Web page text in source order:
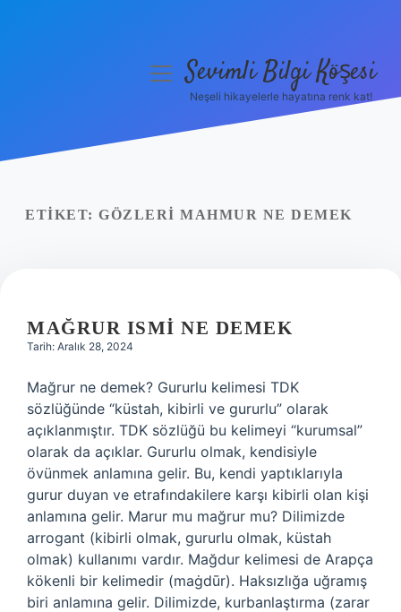
Yasal Uyarı
menüyüSevimli Bilgi Köşesi
Neşeli hikayelerle hayatına renk kat!
ETIKET: GÖZLERI MAHMUR NE DEMEK
MAĞRUR ISMI NE DEMEK
Tarih: Aralık 28, 2024
Mağrur ne demek? Gururlu kelimesi TDK
sözlüğünde “küstah, kibirli ve gururlu” olarak
açıklanmıştır. TDK sözlüğü bu kelimeyi “kurumsal”
olarak da açıklar. Gururlu olmak, kendisiyle
övünmek anlamına gelir. Bu, kendi yaptıklarıyla
gurur duyan ve etrafındakilere karşı kibirli olan kişi
anlamına gelir. Marur mu mağrur mu? Dilimizde
arrogant (kibirli olmak, gururlu olmak, küstah
olmak) kullanımı vardır. Mağdur kelimesi de Arapça
kökenli bir kelimedir (maġdūr). Haksızlığa uğramış
biri anlamına gelir. Dilimizde, kurbanlaştırma (zarar